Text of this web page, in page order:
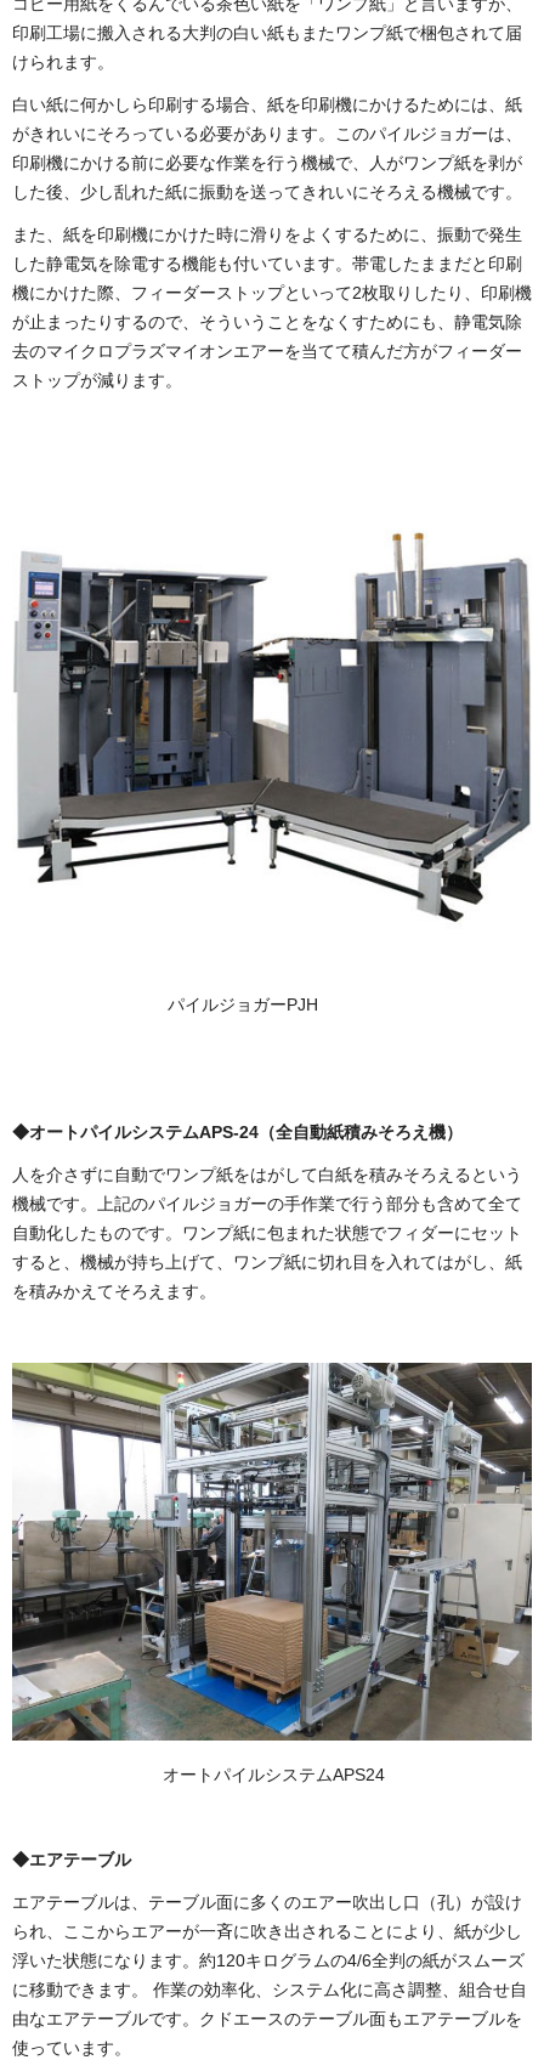
印刷工場に搬入される大判の白い紙もまたワンプ紙で梱包されて届
けられます。
白い紙に何かしら印刷する場合、紙を印刷機にかけるためには、紙
がきれいにそろっている必要があります。このパイルジョガーは、
印刷機にかける前に必要な作業を行う機械で、人がワンプ紙を剥が
した後、少し乱れた紙に振動を送ってきれいにそろえる機械です。
また、紙を印刷機にかけた時に滑りをよくするために、振動で発生
した静電気を除電する機能も付いています。帯電したままだと印刷
機にかけた際、フィーダーストップといって2枚取りしたり、印刷機
が止まったりするので、そういうことをなくすためにも、静電気除
去のマイクロプラズマイオンエアーを当てて積んだ方がフィーダー
ストップが減ります。
パイルジョガーPJH
◆オートパイルシステムAPS-24（全自動紙積みそろえ機）
人を介さずに自動でワンプ紙をはがして白紙を積みそろえるという
機械です。上記のパイルジョガーの手作業で行う部分も含めて全て
自動化したものです。ワンプ紙に包まれた状態でフィダーにセット
すると、機械が持ち上げて、ワンプ紙に切れ目を入れてはがし、紙
を積みかえてそろえます。
オートパイルシステムAPS24
◆エアテーブル
エアテーブルは、テーブル面に多くのエアー吹出し口（孔）が設け
られ、ここからエアーが一斉に吹き出されることにより、紙が少し
浮いた状態になります。約120キログラムの4/6全判の紙がスムーズ
に移動できます。 作業の効率化、システム化に高さ調整、組合せ自
由なエアテーブルです。クドエースのテーブル面もエアテーブルを
使っています。